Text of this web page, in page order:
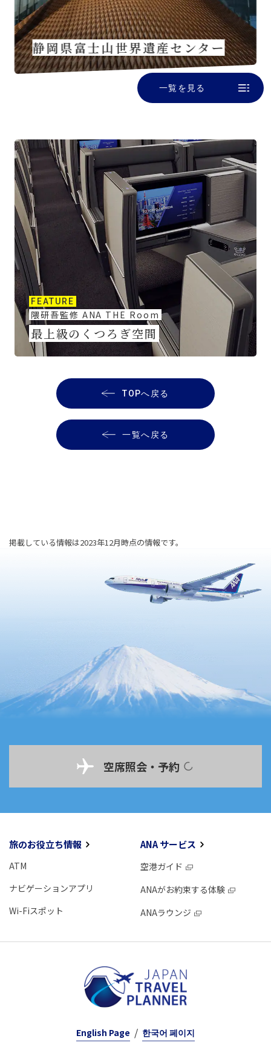
静岡県富士山世界遺産センター
一覧を見る
FEATURE
隈研吾監修 ANA THE Room
最上級のくつろぎ空間
TOPへ戻る
一覧へ戻る
掲載している情報は2023年12月時点の情報です。
空席照会・予約
旅のお役立ち情報
ATM
ナビゲーションアプリ
Wi-Fiスポット
ANA サービス
空港ガイド
ANAがお約束する体験
ANAラウンジ
English Page 한국어 페이지